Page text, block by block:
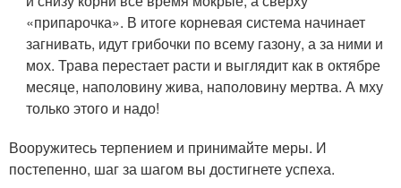
«припарочка». В итоге корневая система начинает
загнивать, идут грибочки по всему газону, а за ними и
мох. Трава перестает расти и выглядит как в октябре
месяце, наполовину жива, наполовину мертва. А мху
только этого и надо!
Вооружитесь терпением и принимайте меры. И
постепенно, шаг за шагом вы достигнете успеха.